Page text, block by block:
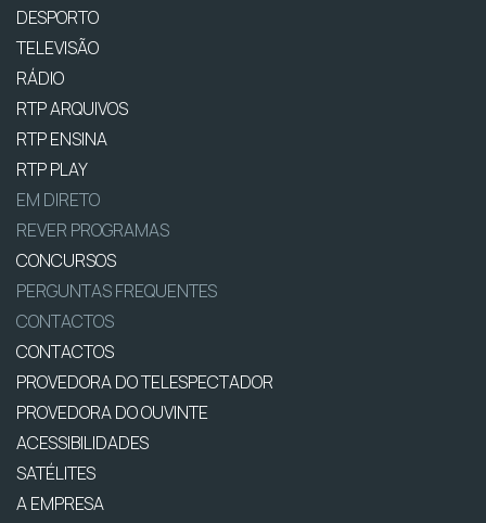
DESPORTO
TELEVISÃO
RÁDIO
RTP ARQUIVOS
RTP ENSINA
RTP PLAY
EM DIRETO
REVER PROGRAMAS
CONCURSOS
PERGUNTAS FREQUENTES
CONTACTOS
CONTACTOS
PROVEDORA DO TELESPECTADOR
PROVEDORA DO OUVINTE
ACESSIBILIDADES
SATÉLITES
A EMPRESA